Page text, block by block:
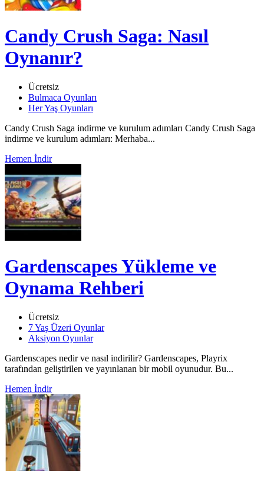
Candy Crush Saga: Nasıl
Oynanır?
Ücretsiz
Bulmaca Oyunları
Her Yaş Oyunları
Candy Crush Saga indirme ve kurulum adımları Candy Crush Saga
indirme ve kurulum adımları: Merhaba...
Hemen İndir
Gardenscapes Yükleme ve
Oynama Rehberi
Ücretsiz
7 Yaş Üzeri Oyunlar
Aksiyon Oyunlar
Gardenscapes nedir ve nasıl indirilir? Gardenscapes, Playrix
tarafından geliştirilen ve yayınlanan bir mobil oyunudur. Bu...
Hemen İndir